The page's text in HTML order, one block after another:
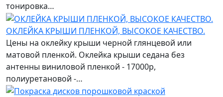
тонировка…
ОКЛЕЙКА КРЫШИ ПЛЕНКОЙ, ВЫСОКОЕ КАЧЕСТВО.
Цены на оклейку крыши черной глянцевой или
матовой пленкой. Оклейка крыши седана без
антенны виниловой пленкой - 17000р,
полиуретановой -…